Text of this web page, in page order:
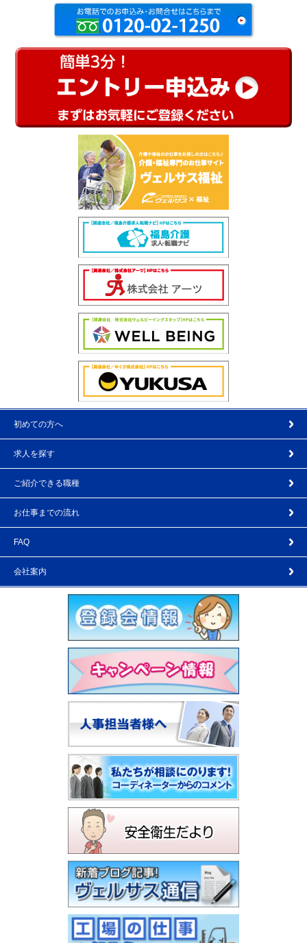
初めての方へ
求人を探す
ご紹介できる職種
お仕事までの流れ
FAQ
会社案内